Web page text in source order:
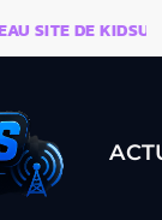
DE KIDSUNE